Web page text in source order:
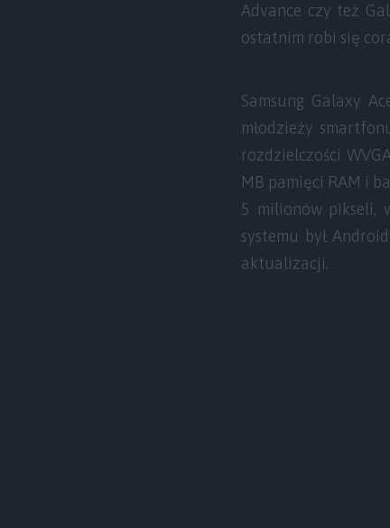
Advance czy też
ostatnim robi się
Samsung Galaxy
młodzieży
rozdzielczości
MB pamięci RAM i
5 milionów pikseli,
systemu był
aktualizacji.